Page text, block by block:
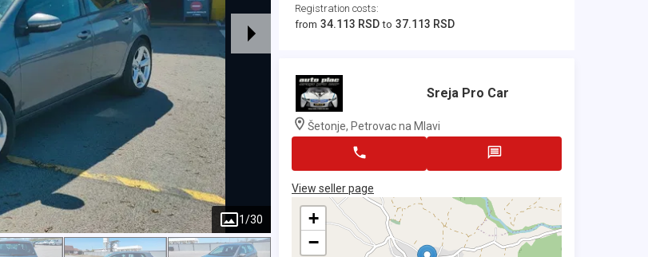
1/30
Registration costs:
from 34.113 RSD to 37.113 RSD
Sreja Pro Car
Šetonje, Petrovac na Mlavi
View seller page
+
−